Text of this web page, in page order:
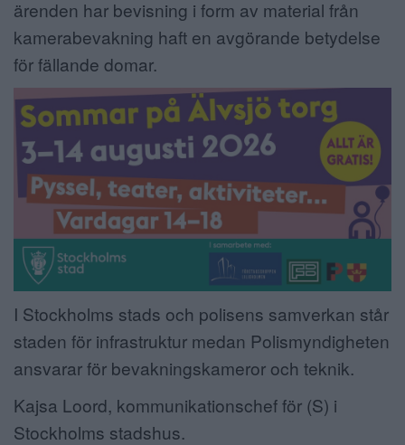
ärenden har bevisning i form av material från
kamerabevakning haft en avgörande betydelse
för fällande domar.
I Stockholms stads och polisens samverkan står
staden för infrastruktur medan Polismyndigheten
ansvarar för bevakningskameror och teknik.
Kajsa Loord, kommunikationschef för (S) i
Stockholms stadshus.